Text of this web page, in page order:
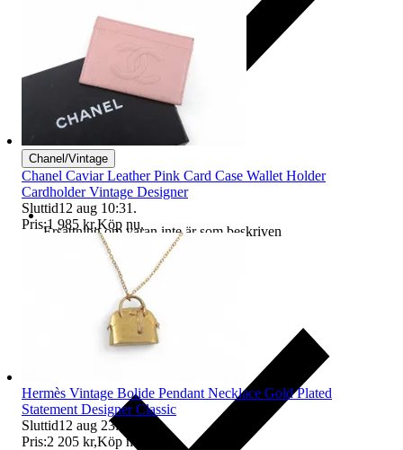
Ersättning om varan inte är som beskriven
Chanel/Vintage
Chanel Caviar Leather Pink Card Case Wallet Holder
Cardholder Vintage Designer
Sluttid12 aug 10:31 .
Pris:1 985 kr,Köp nu.
Hermès Vintage Bolide Pendant Necklace Gold Plated
Statement Designer Classic
Sluttid12 aug 23:40
Pris:2 205 kr,Köp nu